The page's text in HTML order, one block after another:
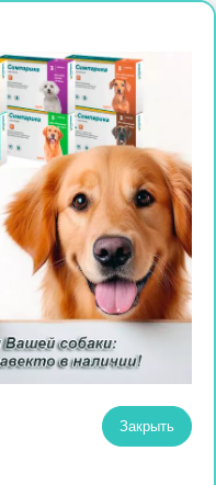
Закрыть